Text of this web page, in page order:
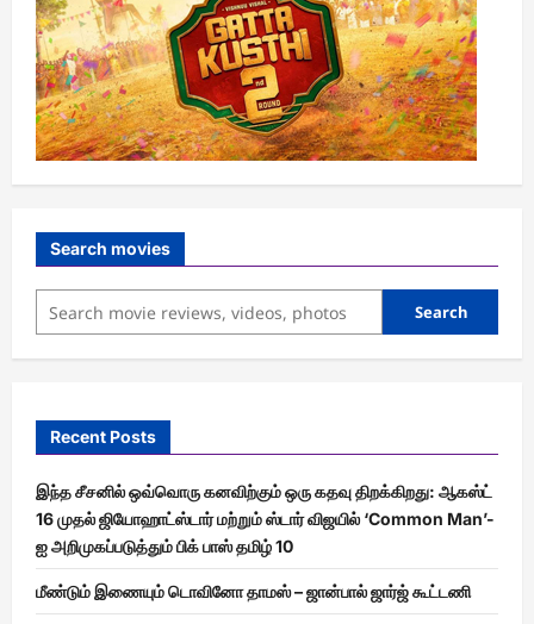
Search movies
Search
Recent Posts
இந்த சீசனில் ஒவ்வொரு கனவிற்கும் ஒரு கதவு திறக்கிறது: ஆகஸ்ட்
16 முதல் ஜியோஹாட்ஸ்டார் மற்றும் ஸ்டார் விஜயில் ‘Common Man’-
ஐ அறிமுகப்படுத்தும் பிக் பாஸ் தமிழ் 10
மீண்டும் இணையும் டொவினோ தாமஸ் – ஜான்பால் ஜார்ஜ் கூட்டணி